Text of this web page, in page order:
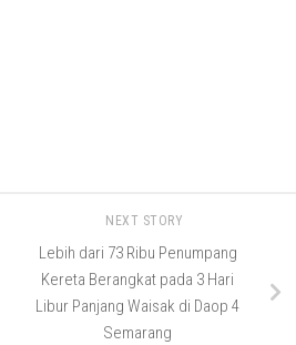
NEXT STORY
Lebih dari 73 Ribu Penumpang
Kereta Berangkat pada 3 Hari
Libur Panjang Waisak di Daop 4
Semarang